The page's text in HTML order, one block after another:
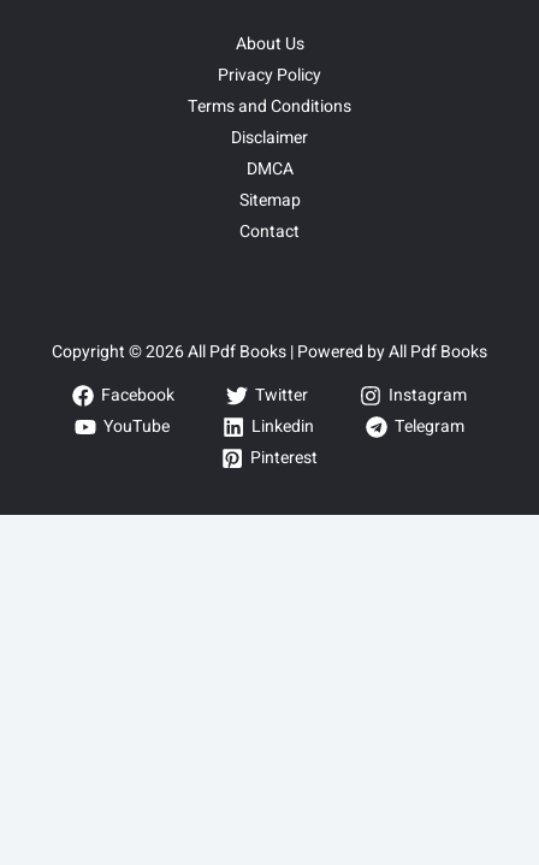
About Us
Privacy Policy
Terms and Conditions
Disclaimer
DMCA
Sitemap
Contact
Copyright © 2026 All Pdf Books | Powered by All Pdf Books
Facebook
Twitter
Instagram
YouTube
Linkedin
Telegram
Pinterest